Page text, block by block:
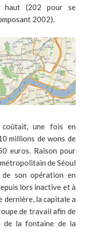
haut (202 pour se
2002).
coûtait, une fois en
millions de wons de
euros. Raison pour
de Séoul
son opération en
lors inactive et à
dernière, la capitale a
de travail afin de
de la fontaine de la